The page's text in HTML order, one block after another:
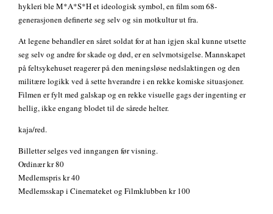
hykleri ble M*A*S*H et ideologisk symbol, en film som 68-
generasjonen definerte seg selv og sin motkultur ut fra.
At legene behandler en såret soldat for at han igjen skal kunne utsette
seg selv og andre for skade og død, er en selvmotsigelse. Mannskapet
på feltsykehuset reagerer på den meningsløse nedslaktingen og den
militære logikk ved å sette hverandre i en rekke komiske situasjoner.
Filmen er fylt med galskap og en rekke visuelle gags der ingenting er
hellig, ikke engang blodet til de sårede helter.
kaja/red.
Billetter selges ved inngangen før visning.
Ordinær kr 80
Medlemspris kr 40
Medlemsskap i Cinemateket og Filmklubben kr 100